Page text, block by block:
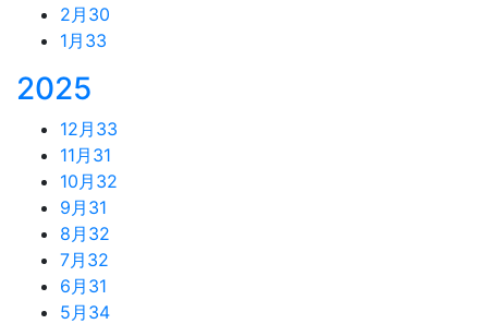
2月 30
1月 33
2025
12月 33
11月 31
10月 32
9月 31
8月 32
7月 32
6月 31
5月 34